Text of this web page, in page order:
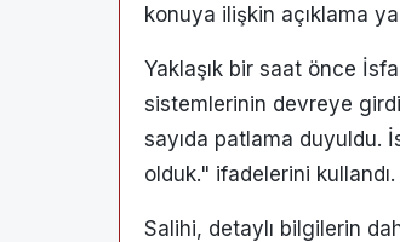
konuya ilişkin açıklama
Yaklaşık bir saat önce
sistemlerinin devreye
sayıda patlama duyuldu.
olduk." ifadelerini kullandı.
Salihi, detaylı bilgilerin